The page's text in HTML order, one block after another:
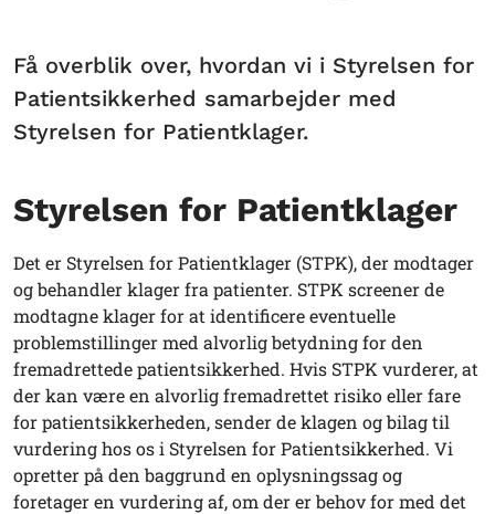
Få overblik over, hvordan vi i Styrelsen for
Patientsikkerhed samarbejder med
Styrelsen for Patientklager.
Styrelsen for Patientklager
Det er Styrelsen for Patientklager (STPK), der modtager
og behandler klager fra patienter. STPK screener de
modtagne klager for at identificere eventuelle
problemstillinger med alvorlig betydning for den
fremadrettede patientsikkerhed. Hvis STPK vurderer, at
der kan være en alvorlig fremadrettet risiko eller fare
for patientsikkerheden, sender de klagen og bilag til
vurdering hos os i Styrelsen for Patientsikkerhed. Vi
opretter på den baggrund en oplysningssag og
foretager en vurdering af, om der er behov for med det